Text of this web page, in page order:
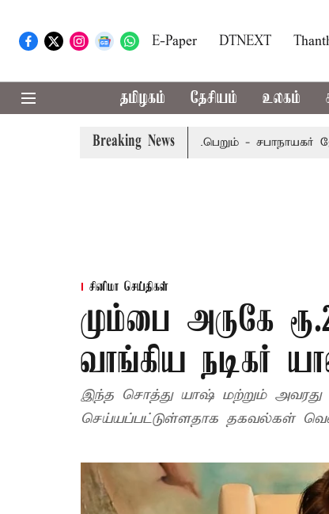
E-Paper DTNEXT
தமிழகம் தேசியம் உலகம்
Breaking News
8-ந் தேதி வரை நடைபெறும் - சபாநாயகர்
சினிமா செய்திகள்
மும்பை அருகே
வாங்கிய நடிகர்
இந்த சொத்து யாஷ் மற்றும் அவரது
செய்யப்பட்டுள்ளதாக தகவல்கள்